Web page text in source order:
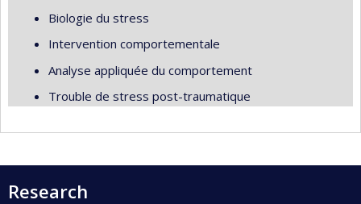
Biologie du stress
Intervention comportementale
Analyse appliquée du comportement
Trouble de stress post-traumatique
Research